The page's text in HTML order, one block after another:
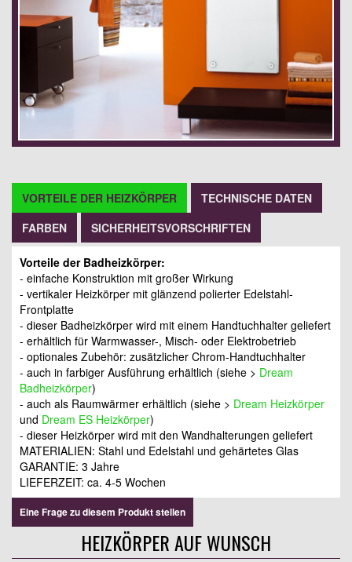
VORTEILE DER HEIZKÖRPER
TECHNISCHE DATEN
FARBEN
SICHERHEITSVORSCHRIFTEN
Vorteile der Badheizkörper:
- einfache Konstruktion mit großer Wirkung
- vertikaler Heizkörper mit glänzend polierter Edelstahl-
Frontplatte
- dieser Badheizkörper wird mit einem Handtuchhalter geliefert
- erhältlich für Warmwasser-, Misch- oder Elektrobetrieb
- optionales Zubehör: zusätzlicher Chrom-Handtuchhalter
- auch in farbiger Ausführung erhältlich (siehe > Dream
Badheizkörper)
- auch als Raumwärmer erhältlich (siehe > Dream Heizkörper
und Dream ES Heizkörper)
- dieser Heizkörper wird mit den Wandhalterungen geliefert
MATERIALIEN: Stahl und Edelstahl und gehärtetes Glas
GARANTIE: 3 Jahre
LIEFERZEIT: ca. 4-5 Wochen
Eine Frage zu diesem Produkt stellen
HEIZKÖRPER AUF WUNSCH